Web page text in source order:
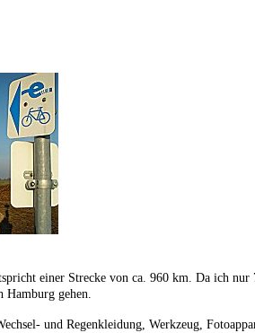
einer Strecke von ca. 960 km. Da ich
Hamburg gehen.
und Regenkleidung, Werkzeug,